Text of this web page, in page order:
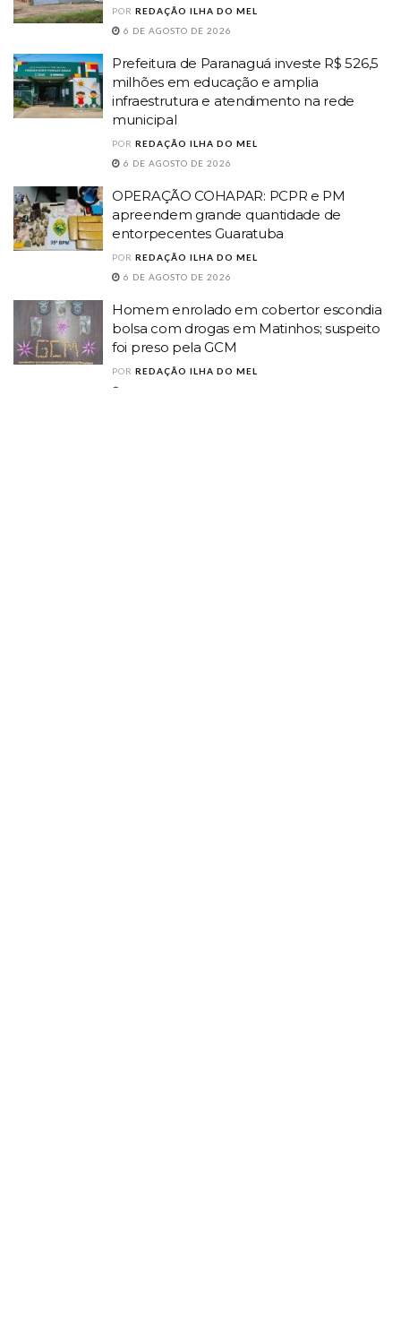
POR REDAÇÃO ILHA DO MEL
6 DE AGOSTO DE 2026
Prefeitura de Paranaguá investe R$ 526,5
milhões em educação e amplia
infraestrutura e atendimento na rede
municipal
POR REDAÇÃO ILHA DO MEL
6 DE AGOSTO DE 2026
OPERAÇÃO COHAPAR: PCPR e PM
apreendem grande quantidade de
entorpecentes Guaratuba
POR REDAÇÃO ILHA DO MEL
6 DE AGOSTO DE 2026
Homem enrolado em cobertor escondia
bolsa com drogas em Matinhos; suspeito
foi preso pela GCM
POR REDAÇÃO ILHA DO MEL